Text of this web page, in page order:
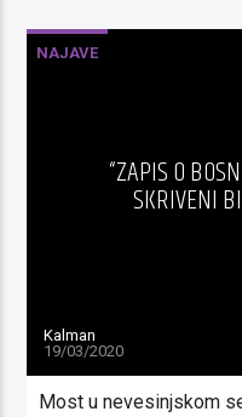
NAJAVE
“ZAPIS O
SKRIVENI
Kalman
19/03/2020
Most u nevesinjskom